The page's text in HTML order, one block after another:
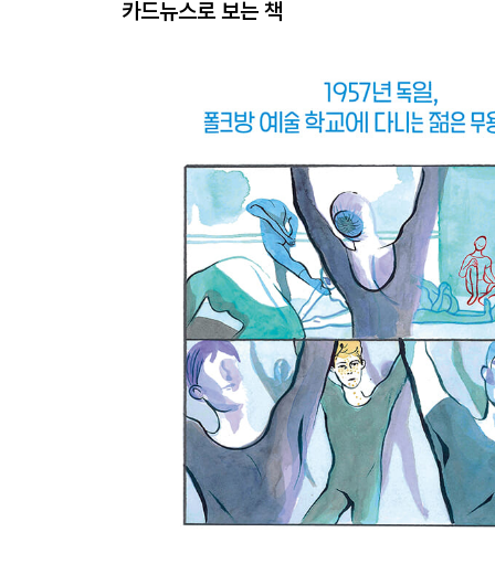
카드뉴스로 보는 책